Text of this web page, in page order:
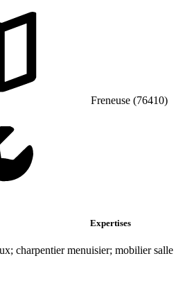
Freneuse (76410)
Expertises
charpentier menuisier; mobilier salle